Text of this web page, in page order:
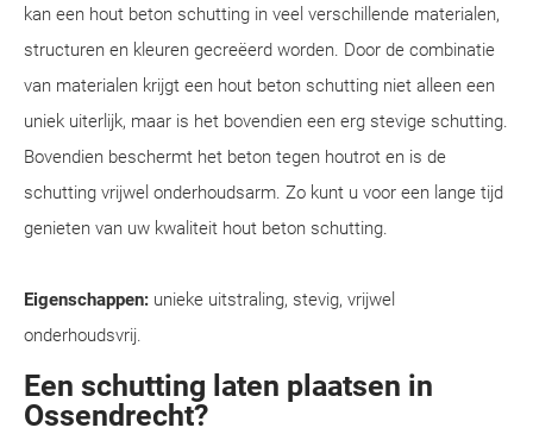
kan een hout beton schutting in veel verschillende materialen,
structuren en kleuren gecreëerd worden. Door de combinatie
van materialen krijgt een hout beton schutting niet alleen een
uniek uiterlijk, maar is het bovendien een erg stevige schutting.
Bovendien beschermt het beton tegen houtrot en is de
schutting vrijwel onderhoudsarm. Zo kunt u voor een lange tijd
genieten van uw kwaliteit hout beton schutting.
Eigenschappen: unieke uitstraling, stevig, vrijwel
onderhoudsvrij.
Een schutting laten plaatsen in
Ossendrecht?